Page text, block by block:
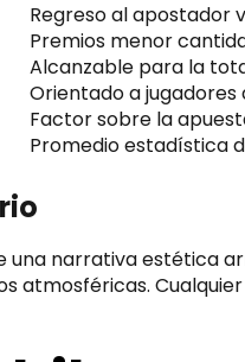
Regreso al apostador
Premios menor
Alcanzable para la
Orientado a
Factor sobre la
Promedio estadística
narrativa estética
atmosféricas.